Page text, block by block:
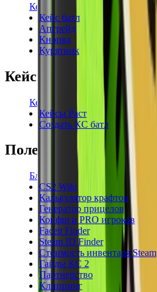
Кейсы
Кейс батл
Апгрейд
Кнопка
Курятник
Кейсы
Кейсы КС2
Кейсы Раст
Создать КС батл
Полезное
Блог
CS2 Wiki
Калькулятор крафтов
Генератор прицелов
Конфиги PRO игроков
Faceit Finder
Steam ID Finder
Стоимость инвентаря Steam
Гайды КС 2
Партнерство
Клиппинг